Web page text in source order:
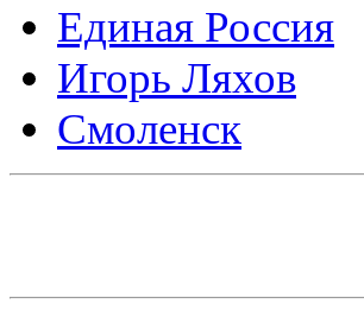
Единая Россия
Игорь Ляхов
Смоленск